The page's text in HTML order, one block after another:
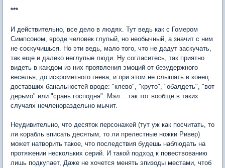
***
И действительно, все дело в людях. Тут ведь как с Гомером
Симпсоном, вроде человек глупый, но необычный, а значит с ним
не соскучишься. Но эти ведь, мало того, что не дадут заскучать,
так еще и далеко неглупые люди. Ну согласитесь, так приятно
видеть в каждом из них проявления эмоций от безудержного
веселья, до искрометного гнева, и при этом не слышать в конец
доставших банальностей вроде: "клево", "круто", "обалдеть", "вот
дерьмо" или "срань господня". Мэл... так тот вообще в таких
случаях нечленораздельно мычит.
Неудивительно, что десяток персонажей (тут уж как посчитать, то
ли корабль вписать десятым, то ли прелестные ножки Ривер)
может натворить такое, что последствия будешь наблюдать на
протяжении нескольких серий. И такой подход к повествованию
лишь подкупает, Даже не хочется менять эпизоды местами, чтоб